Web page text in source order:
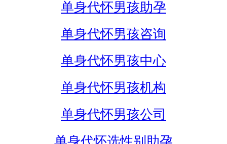
单身代怀男孩助孕
单身代怀男孩咨询
单身代怀男孩中心
单身代怀男孩机构
单身代怀男孩公司
单身代怀选性别助孕